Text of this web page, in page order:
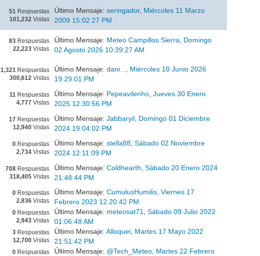
51 Respuestas
101,232 Vistas
Último Mensaje:seringador, Miércoles 11 Marzo
2009 15:02:27 PM
83Respuestas
22,223Vistas
Último Mensaje: Meteo Campillos Sierra
Domingo
02 Agosto 2026 10:39:27 AM
1,321 Respuestas
300,612 Vistas
Último Mensaje:dani..., Miércoles 10 Junio 2026
19:29:01 PM
11 Respuestas
4,777Vistas
Último Mensaje: Pepeavilenho ,Jueves 30 Enero
2025 12:30:56 PM
17Respuestas
12,940Vistas
Último Mensaje:Jabbaryil Domingo 01 Diciembre
2024 19:04:02 PM
0Respuestas
2,734Vistas
Último Mensaje:stella88 ,Sábado 02 Noviembre
2024 12:11:09 PM
708Respuestas
318,405Vistas
Último Mensaje:Coldhearth ,Sábado 20 Enero 2024
21:48:44 PM
0Respuestas
2,836Vistas
Último Mensaje:CumulusHumilis,Viernes 17
Febrero 2023 12:20:42 PM
0Respuestas
2,943Vistas
Último Mensaje: meteosat71,Sábado 09 Julio 2022
01:06:48 AM
3Respuestas
12,700Vistas
Último Mensaje:Alloquei, Martes 17 Mayo 2022
21:51:42 PM
0Respuestas
Último Mensaje: @Tech_Meteo, Martes 22 Febrero